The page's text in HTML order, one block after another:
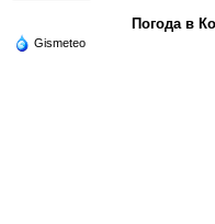
Погода в
Gismeteo